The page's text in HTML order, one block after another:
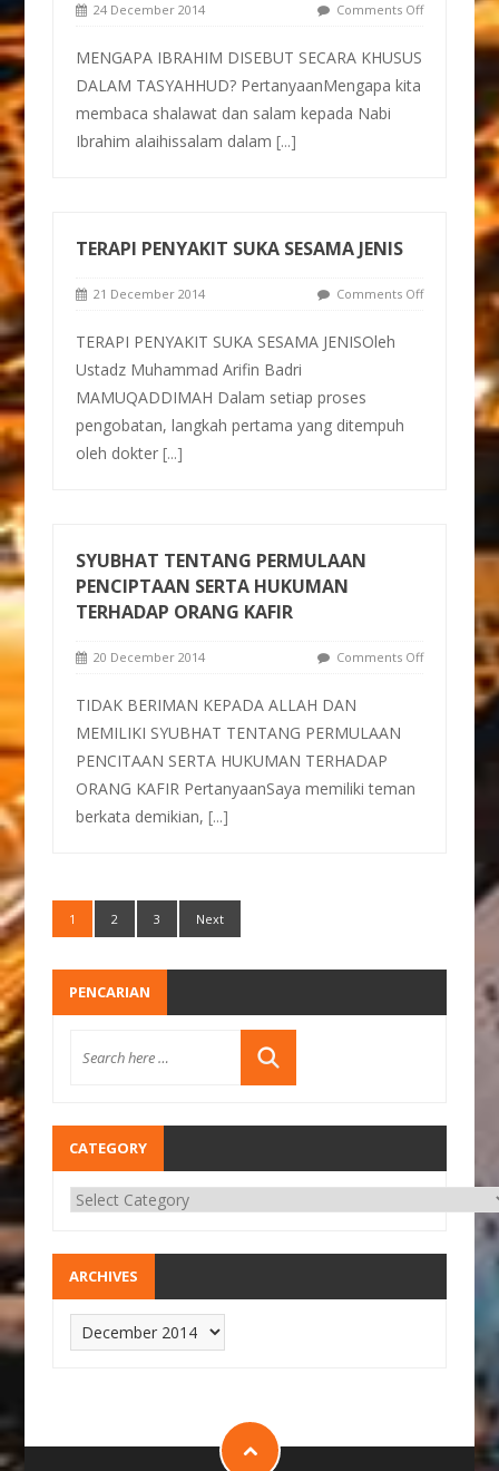
24 December 2014 Comments Off
MENGAPA IBRAHIM DISEBUT SECARA KHUSUS
DALAM TASYAHHUD? PertanyaanMengapa kita
membaca shalawat dan salam kepada Nabi
Ibrahim alaihissalam dalam[...]
TERAPI PENYAKIT SUKA SESAMA JENIS
21 December 2014 Comments Off
TERAPI PENYAKIT SUKA SESAMA JENISOleh
Ustadz Muhammad Arifin Badri
MAMUQADDIMAH Dalam setiap proses
pengobatan, langkah pertama yang ditempuh
oleh dokter[...]
SYUBHAT TENTANG PERMULAAN
PENCIPTAAN SERTA HUKUMAN
TERHADAP ORANG KAFIR
20 December 2014 Comments Off
TIDAK BERIMAN KEPADA ALLAH DAN
MEMILIKI SYUBHAT TENTANG PERMULAAN
PENCITAAN SERTA HUKUMAN TERHADAP
ORANG KAFIR PertanyaanSaya memiliki teman
berkata demikian,[...]
1 2 3 Next
PENCARIAN
CATEGORY
ARCHIVES